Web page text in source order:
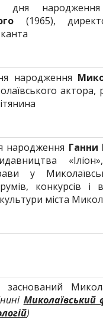
дня
(1965),
народження
актора,
народження Ганни
у
конкурсів і
міста
)